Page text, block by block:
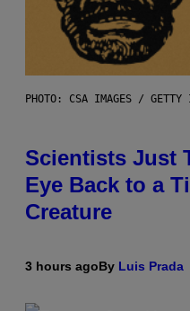
PHOTO: CSA IMAGES / GETTY
Scientists Just
Eye Back to a
Creature
3 hours agoBy Luis Prada